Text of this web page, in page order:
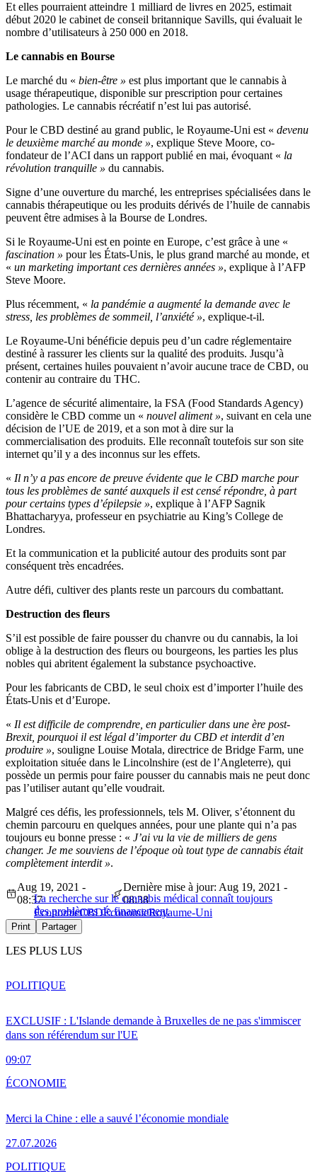
Et elles pourraient atteindre 1 milliard de livres en 2025, estimait
début 2020 le cabinet de conseil britannique Savills, qui évaluait le
nombre d’utilisateurs à 250 000 en 2018.
Le cannabis en Bourse
Le marché du « bien-être » est plus important que le cannabis à
usage thérapeutique, disponible sur prescription pour certaines
pathologies. Le cannabis récréatif n’est lui pas autorisé.
Pour le CBD destiné au grand public, le Royaume-Uni est « devenu
le deuxième marché au monde », explique Steve Moore, co-
fondateur de l’ACI dans un rapport publié en mai, évoquant « la
révolution tranquille » du cannabis.
Signe d’une ouverture du marché, les entreprises spécialisées dans le
cannabis thérapeutique ou les produits dérivés de l’huile de cannabis
peuvent être admises à la Bourse de Londres.
Si le Royaume-Uni est en pointe en Europe, c’est grâce à une «
fascination » pour les États-Unis, le plus grand marché au monde, et
« un marketing important ces dernières années », explique à l’AFP
Steve Moore.
Plus récemment, « la pandémie a augmenté la demande avec le
stress, les problèmes de sommeil, l’anxiété », explique-t-il.
Le Royaume-Uni bénéficie depuis peu d’un cadre réglementaire
destiné à rassurer les clients sur la qualité des produits. Jusqu’à
présent, certaines huiles pouvaient n’avoir aucune trace de CBD, ou
contenir au contraire du THC.
L’agence de sécurité alimentaire, la FSA (Food Standards Agency)
considère le CBD comme un « nouvel aliment », suivant en cela une
décision de l’UE de 2019, et a son mot à dire sur la
commercialisation des produits. Elle reconnaît toutefois sur son site
internet qu’il y a des inconnus sur les effets.
« Il n’y a pas encore de preuve évidente que le CBD marche pour
tous les problèmes de santé auxquels il est censé répondre, à part
pour certains types d’épilepsie », explique à l’AFP Sagnik
Bhattacharyya, professeur en psychiatrie au King’s College de
Londres.
Et la communication et la publicité autour des produits sont par
conséquent très encadrées.
Autre défi, cultiver des plants reste un parcours du combattant.
Destruction des fleurs
S’il est possible de faire pousser du chanvre ou du cannabis, la loi
oblige à la destruction des fleurs ou bourgeons, les parties les plus
nobles qui abritent également la substance psychoactive.
Pour les fabricants de CBD, le seul choix est d’importer l’huile des
États-Unis et d’Europe.
« Il est difficile de comprendre, en particulier dans une ère post-
Brexit, pourquoi il est légal d’importer du CBD et interdit d’en
produire », souligne Louise Motala, directrice de Bridge Farm, une
exploitation située dans le Lincolnshire (est de l’Angleterre), qui
possède un permis pour faire pousser du cannabis mais ne peut donc
pas l’utiliser autant qu’elle voudrait.
Malgré ces défis, les professionnels, tels M. Oliver, s’étonnent du
chemin parcouru en quelques années, pour une plante qui n’a pas
toujours eu bonne presse : « J’ai vu la vie de milliers de gens
changer. Je me souviens de l’époque où tout type de cannabis était
complètement interdit ».
La recherche sur le cannabis médical connaît toujours
des problèmes de financement
Aug 19, 2021 -
08:37
Dernière mise à jour: Aug 19, 2021 -
08:38
ÉconomieCBDÉconomieRoyaume-Uni
Print Partager
LES PLUS LUS
EXCLUSIF : L'Islande demande à Bruxelles de ne pas s'immiscer
dans son référendum sur l'UE
09:07
POLITIQUE
Merci la Chine : elle a sauvé l’économie mondiale
27.07.2026
ÉCONOMIE
POLITIQUE